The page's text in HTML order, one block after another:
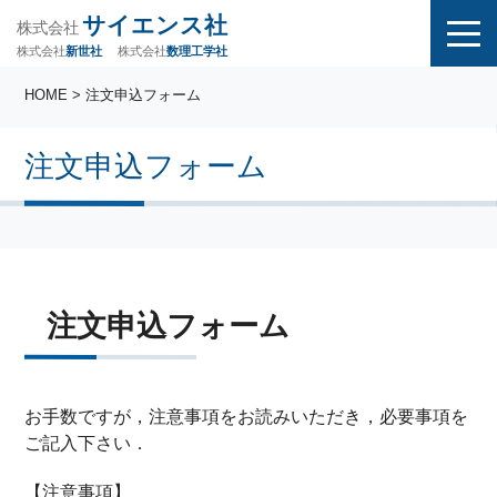
株式会社 サイエンス社
株式会社新世社 株式会社数理工学社
注文申込フォーム
HOME > 注文申込フォーム
注文申込フォーム
お手数ですが，注意事項をお読みいただき，必要事項を
ご記入下さい．
【注意事項】